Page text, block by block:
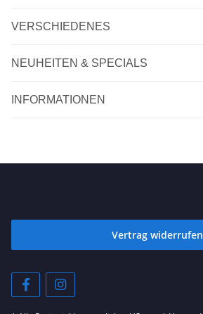
VERSCHIEDENES
NEUHEITEN & SPECIALS
INFORMATIONEN
Vertrag widerrufen